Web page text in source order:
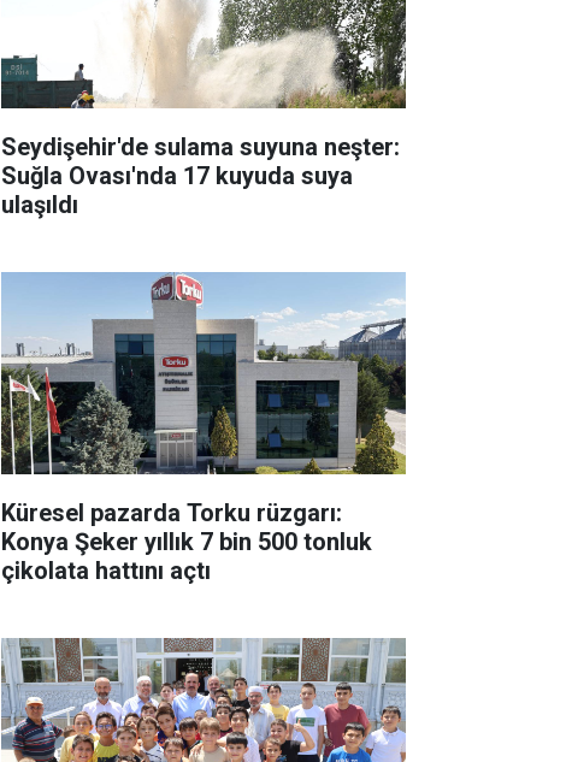
Seydişehir'de sulama suyuna neşter:
Suğla Ovası'nda 17 kuyuda suya
ulaşıldı
Küresel pazarda Torku rüzgarı:
Konya Şeker yıllık 7 bin 500 tonluk
çikolata hattını açtı